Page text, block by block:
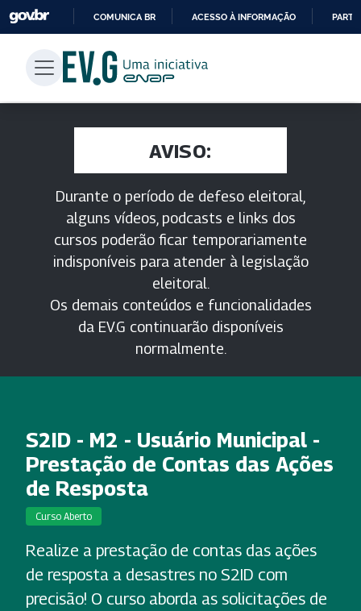
PARA
CONTEÚDO
COMUNICA BR ACESSO À INFORMAÇÃO
AVISO:
Durante o período de defeso eleitoral,
alguns vídeos, podcasts e links dos
cursos poderão ficar temporariamente
indisponíveis para atender à legislação
eleitoral.
Os demais conteúdos e funcionalidades
da EV.G continuarão disponíveis
normalmente.
S2ID - M2 - Usuário Municipal -
Prestação de Contas das Ações
de Resposta
Curso Aberto
Realize a prestação de contas das ações
de resposta a desastres no S2ID com
precisão! O curso aborda as solicitações de